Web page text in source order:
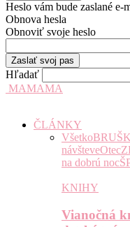
Heslo vám bude zaslané e-
Obnova hesla
Obnoviť svoje heslo
Hľadať
MAMAMA
ČLÁNKY
Všetko
návšteveOtec
na dobrú noc
KNIHY
Vianočná